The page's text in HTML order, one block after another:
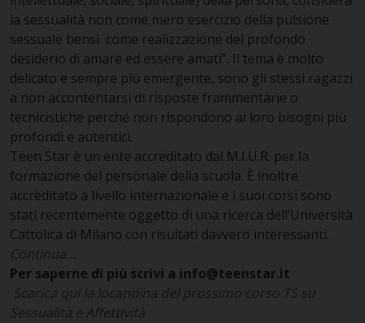
la sessualità non come mero esercizio della pulsione
sessuale bensì come realizzazione del profondo
desiderio di amare ed essere amati”. Il tema è molto
delicato e sempre più emergente, sono gli stessi ragazzi
a non accontentarsi di risposte frammentarie o
tecnicistiche perché non rispondono ai loro bisogni più
profondi e autentici.
Teen Star è un ente accreditato dal M.I.U.R. per la
formazione del personale della scuola. È inoltre
accreditato a livello internazionale e i suoi corsi sono
stati recentemente oggetto di una ricerca dell’Università
Cattolica di Milano con risultati davvero interessanti.
Continua…
Per saperne di più scrivi a info@teenstar.it
Scarica qui la locandina del prossimo corso TS su
Sessualità e Affettività